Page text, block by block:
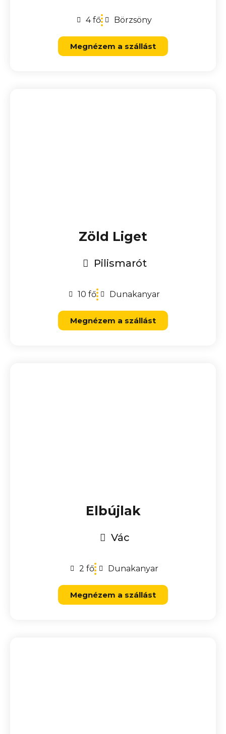
4 fő Börzsöny
Megnézem a szállást
Zöld Liget
Pilismarót
10 fő Dunakanyar
Megnézem a szállást
Elbújlak
Vác
2 fő Dunakanyar
Megnézem a szállást